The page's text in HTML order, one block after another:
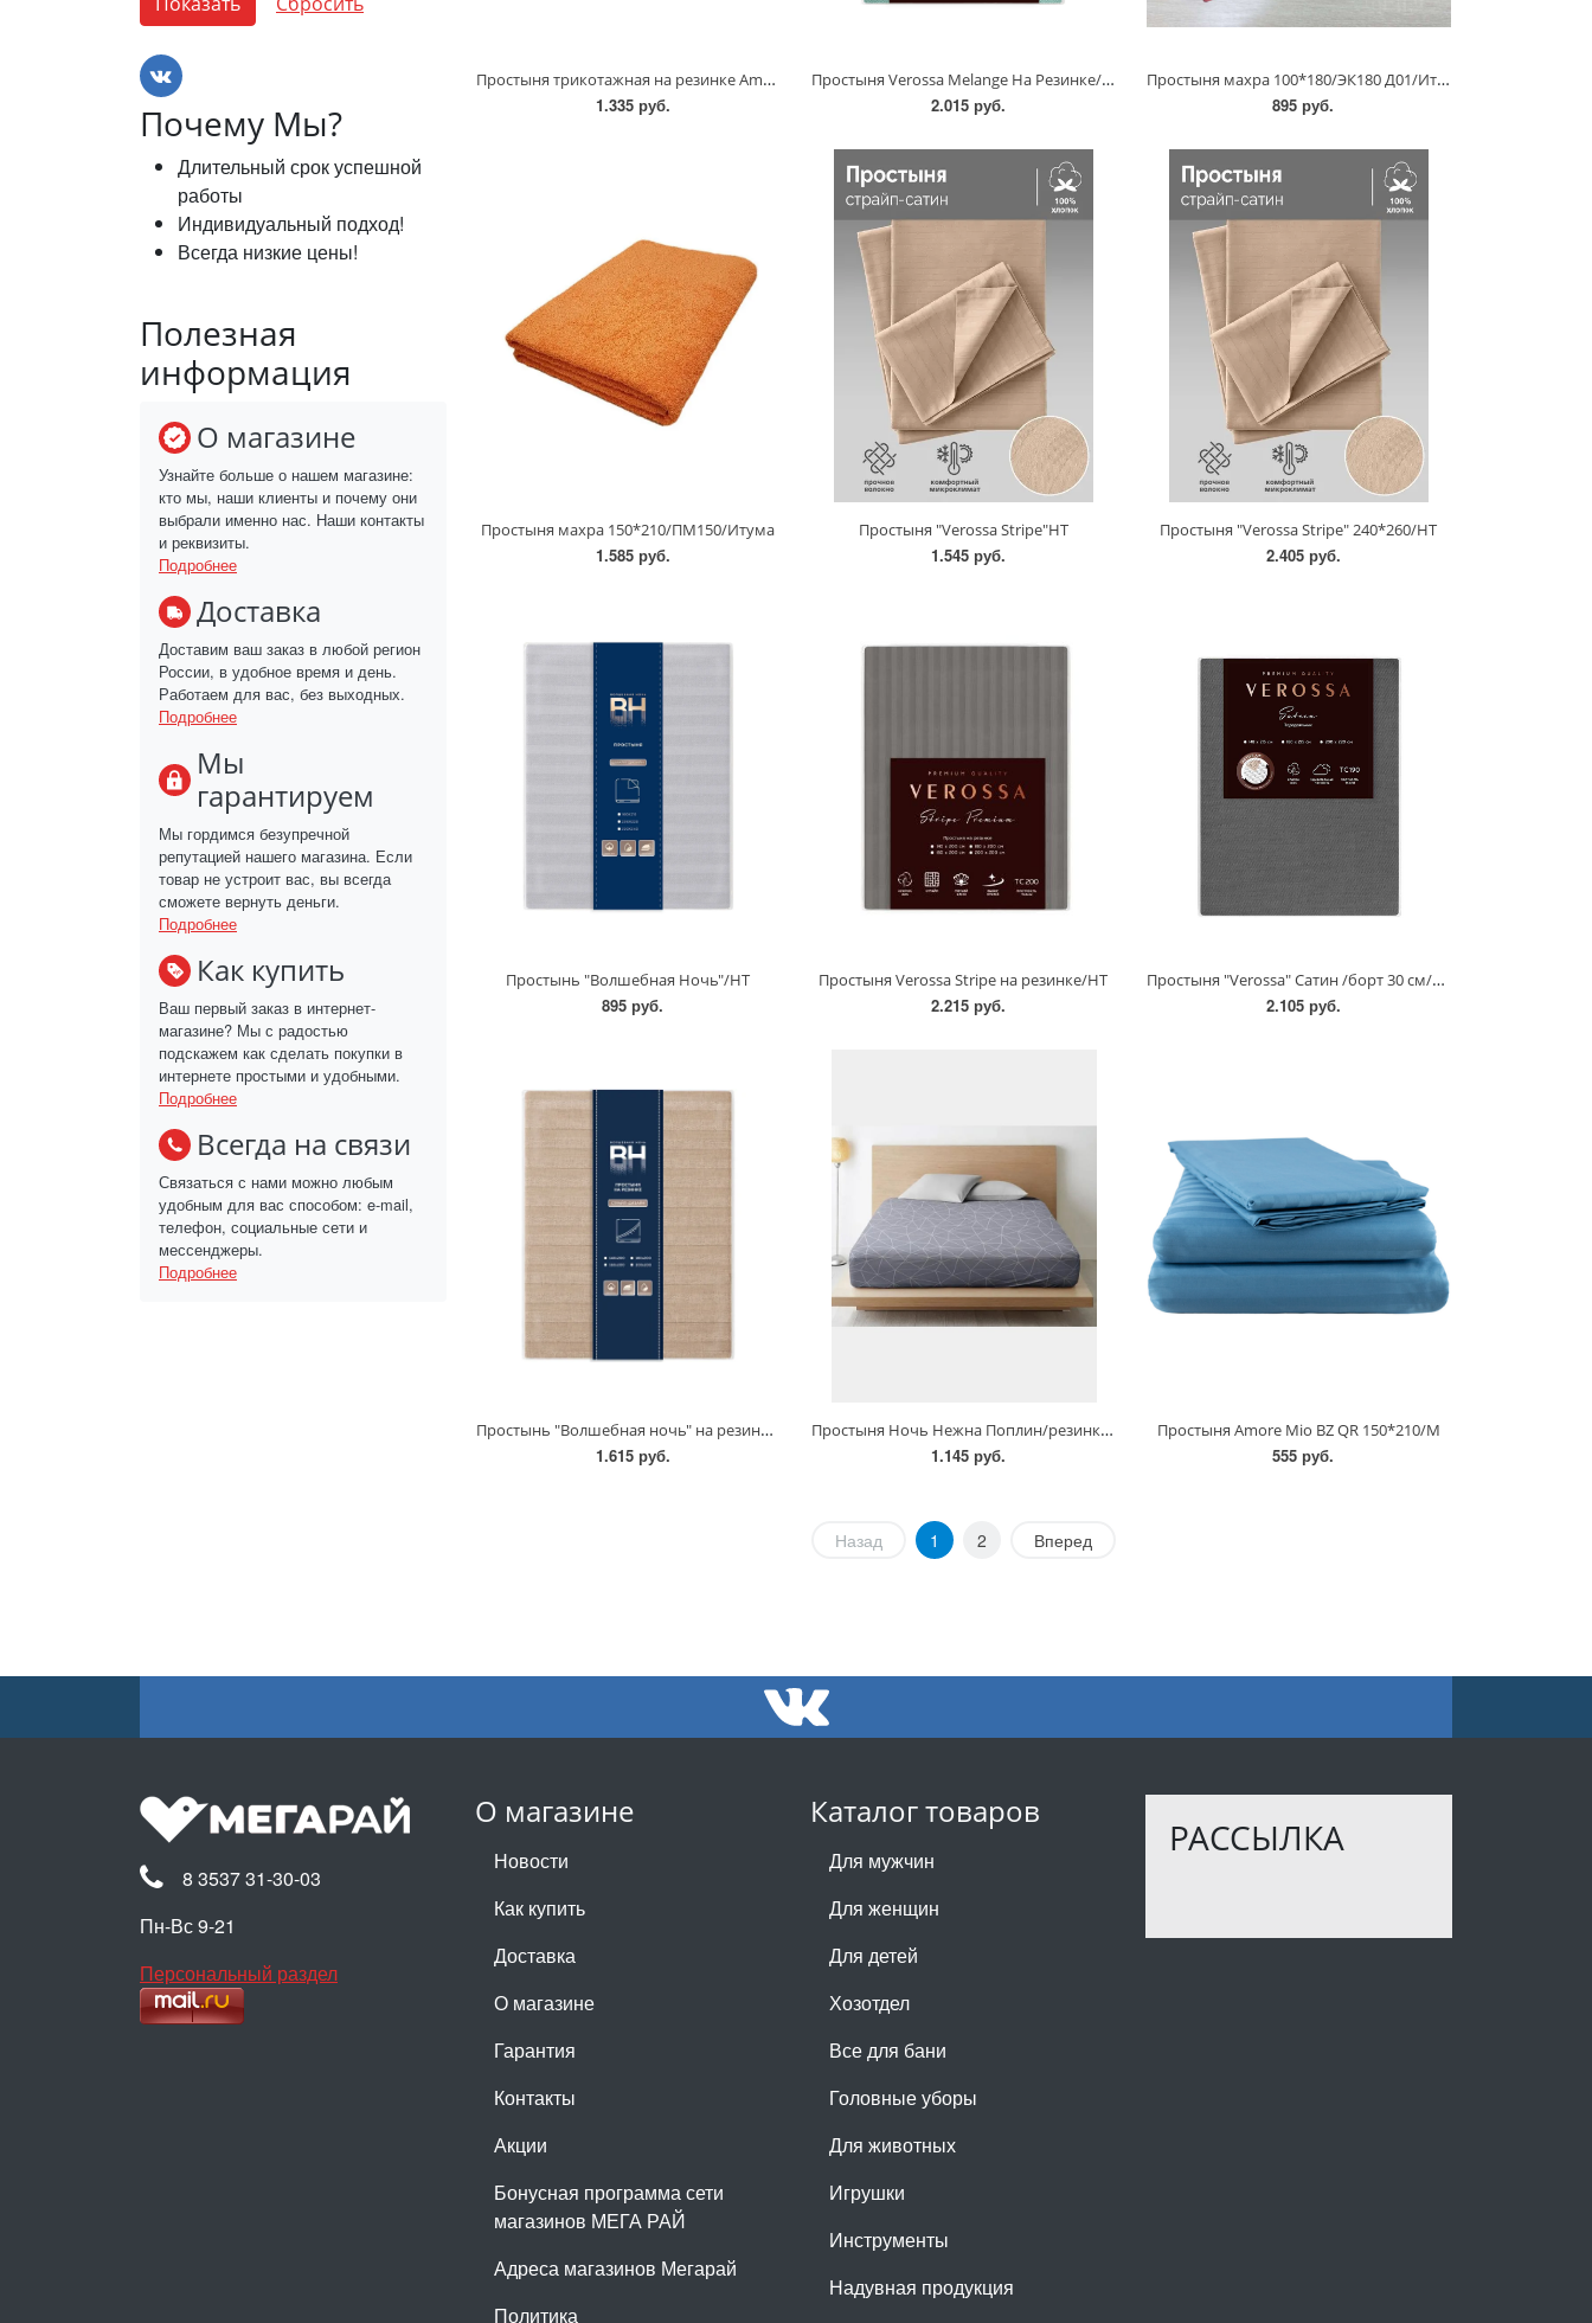
Почему Мы?
Длительный срок успешной
работы
Индивидуальный подход!
Всегда низкие цены!
Полезная
информация
О магазине
Узнайте больше о нашем магазине:
кто мы, наши клиенты и почему они
выбрали именно нас. Наши контакты
и реквизиты.
Подробнее
Доставка
Доставим ваш заказ в любой регион
России, в удобное время и день.
Работаем для вас, без выходных.
Подробнее
Мы
гарантируем
Мы гордимся безупречной
репутацией нашего магазина. Если
товар не устроит вас, вы всегда
сможете вернуть деньги.
Подробнее
Как купить
Ваш первый заказ в интернет-
магазине? Мы с радостью
подскажем как сделать покупки в
интернете простыми и удобными.
Подробнее
Всегда на связи
Связаться с нами можно любым
удобным для вас способом: e-mail,
телефон, социальные сети и
мессенджеры.
Подробнее
Простыня трикотажная на резинке Amore Mio DK
1.335 руб.
Простыня Verossa Melange На Резинке/НТ
2.015 руб.
Простыня махра 100*180/ЭК180 Д01/Итума
895 руб.
Простыня махра 150*210/ПМ150/Итума
1.585 руб.
Простыня "Verossa Stripe"НТ
1.545 руб.
Простыня "Verossa Stripe" 240*260/НТ
2.405 руб.
Простынь "Волшебная Ночь"/НТ
895 руб.
Простыня Verossa Stripe на резинке/НТ
2.215 руб.
Простыня "Verossa" Сатин /борт 30 см/резинка/НТ
2.105 руб.
Простынь "Волшебная ночь" на резинке/НТ
1.615 руб.
Простыня Ночь Нежна Поплин/резинка/АТ
1.145 руб.
Простыня Amore Mio BZ QR 150*210/М
555 руб.
Назад 1 2 Вперед
О магазине
Новости
Как купить
Доставка
О магазине
Гарантия
Контакты
Акции
Бонусная программа сети
магазинов МЕГА РАЙ
Адреса магазинов Мегарай
Политика
Каталог товаров
Для мужчин
Для женщин
Для детей
Хозотдел
Все для бани
Головные уборы
Для животных
Игрушки
Инструменты
Надувная продукция
РАССЫЛКА
8 3537 31-30-03
Пн-Вс 9-21
Персональный раздел